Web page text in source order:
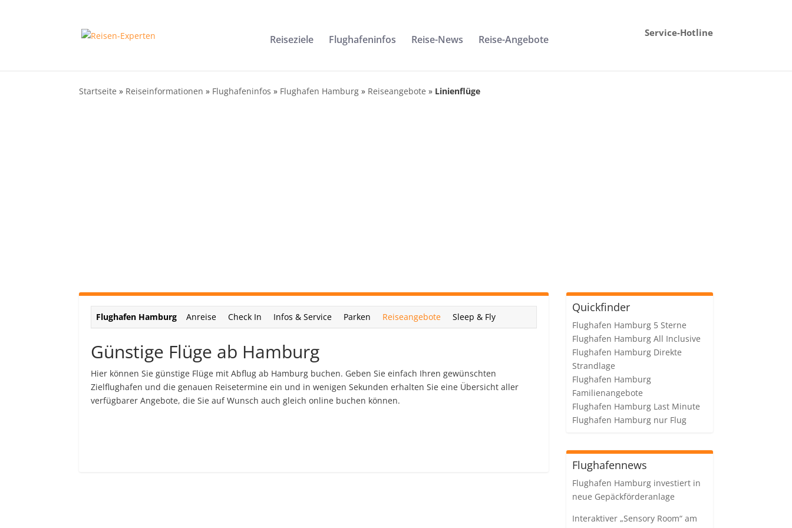
Service-Hotline
Reiseziele Flughafeninfos Reise-News Reise-Angebote
Startseite » Reiseinformationen » Flughafeninfos » Flughafen Hamburg » Reiseangebote » Linienflüge
Flughafen Hamburg Anreise Check In Infos & Service Parken Reiseangebote Sleep & Fly
Günstige Flüge ab Hamburg
Hier können Sie günstige Flüge mit Abflug ab Hamburg buchen. Geben Sie einfach Ihren gewünschten
Zielflughafen und die genauen Reisetermine ein und in wenigen Sekunden erhalten Sie eine Übersicht aller
verfügbarer Angebote, die Sie auf Wunsch auch gleich online buchen können.
Quickfinder
Flughafen Hamburg 5 Sterne
Flughafen Hamburg All Inclusive
Flughafen Hamburg Direkte
Strandlage
Flughafen Hamburg
Familienangebote
Flughafen Hamburg Last Minute
Flughafen Hamburg nur Flug
Flughafennews
Flughafen Hamburg investiert in
neue Gepäckförderanlage
Interaktiver „Sensory Room“ am